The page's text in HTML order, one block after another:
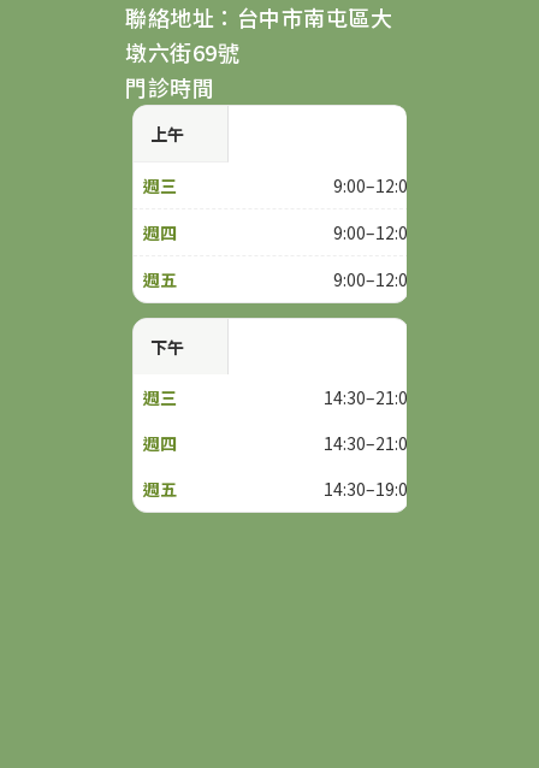
聯絡地址：台中市南屯區大
墩六街69號
門診時間
上午
9:00–12:00
9:00–12:00
9:00–12:00
下午
14:30–21:00
14:30–21:00
14:30–19:00